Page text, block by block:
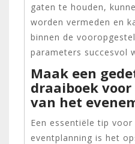
gaten te houden,
worden vermeden en
binnen de
parameters succesvol
Maak een
draaiboek
van het
Een essentiële tip voor
eventplanning is het